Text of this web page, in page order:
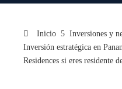
Inicio
Inversiones y
Inversión estratégica en
Residences si eres residente